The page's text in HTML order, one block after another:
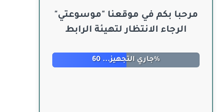
مرحبا بكم في موقعنا "موسوعتي"
الرجاء الانتظار لتهيئة الرابط
جاري التجهيز... 60%